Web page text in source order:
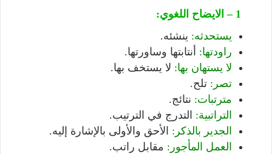
1 – الايضاح اللغوي:
يستحدثه: ينشئه.
راودتها: أنتابتها وساورتها.
لا يستهان بها: لا يستخف بها.
تصر: تلح.
مترتبات: نتائج.
التراتبية: التدرج في الترتيب.
الجدير بالذكر: الأحق والأولى بالإشارة إليه.
العمل المأجور: مقابل راتب.